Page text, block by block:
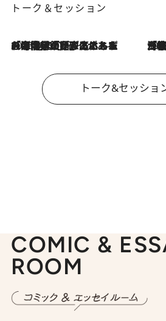
トーク＆セッション
2026.8.3
「今後値上げがあるとすれば…」「リスクがあるのは今年の冬」エネルギー専門家が語る、ホルムズ海峡封鎖が家庭にもたらす“ある心配” 「住宅建てられない…」「サーチャ
トーク&セッショ
COMIC &
ROOM